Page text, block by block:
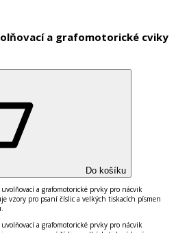
a grafomotorické cviky
Do košíku
a grafomotorické prvky pro nácvik
vzory pro psaní číslic a velkých tiskacích písmen
a grafomotorické prvky pro nácvik